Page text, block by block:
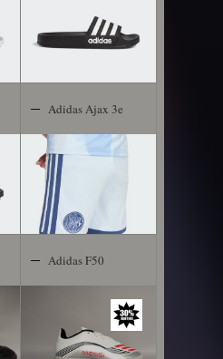
Adidas Ajax 3e
2027 Kids
Adidas F50